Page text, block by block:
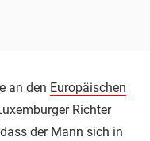
an den Europäischen
Richter
der Mann sich in